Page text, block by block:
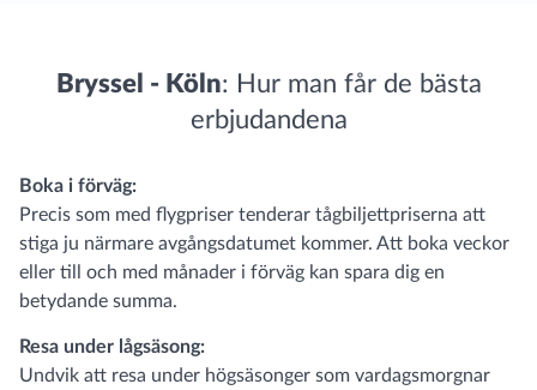
Bryssel - Köln: Hur man får de bästa
erbjudandena
Boka i förväg:
Precis som med flygpriser tenderar tågbiljettpriserna att
stiga ju närmare avgångsdatumet kommer. Att boka veckor
eller till och med månader i förväg kan spara dig en
betydande summa.
Resa under lågsäsong:
Undvik att resa under högsäsonger som vardagsmorgnar